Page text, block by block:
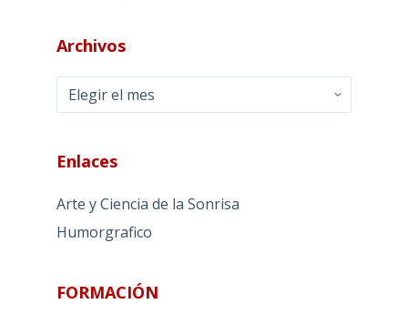
Archivos
Archivos
Enlaces
Arte y Ciencia de la Sonrisa
Humorgrafico
FORMACIÓN